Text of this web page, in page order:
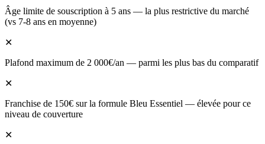
Âge limite de souscription à 5 ans — la plus restrictive du marché
(vs 7-8 ans en moyenne)
✕
Plafond maximum de 2 000€/an — parmi les plus bas du comparatif
✕
Franchise de 150€ sur la formule Bleu Essentiel — élevée pour ce
niveau de couverture
✕